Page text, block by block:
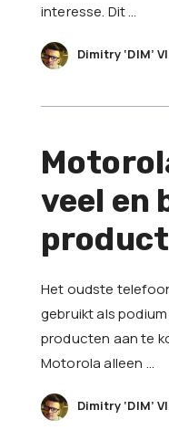
interesse. Dit …
Dimitry ‘DIM’
veel en
Het oudste
gebruikt als
producten aan te
Motorola alleen …
Dimitry ‘DIM’